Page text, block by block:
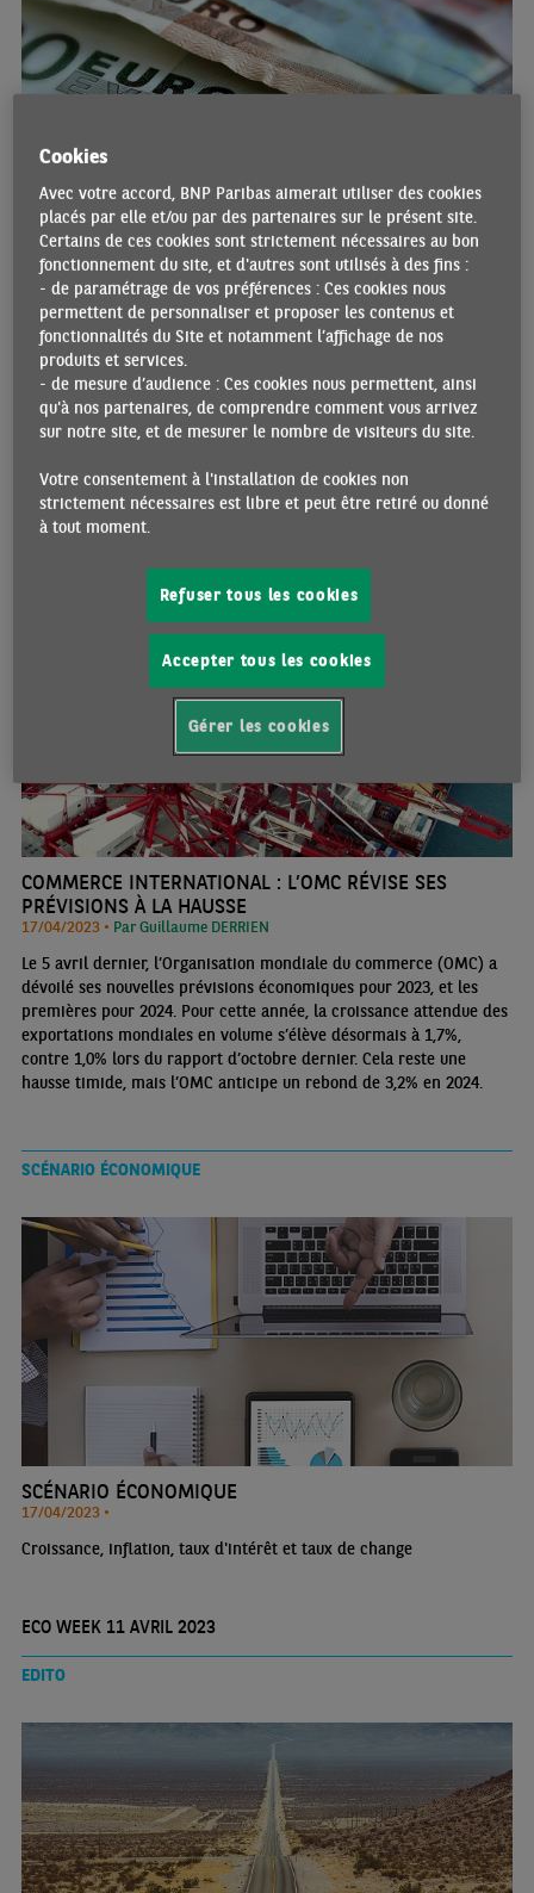
LES DIVERS FACTEURS À L’ORIGINE DE LA VIGUEUR
RETROUVÉE DE L’EURO FACE AU DOLLAR US
17/04/2023 •
Après une dépréciation significative face au dollar US l’année
dernière, l’euro a repris de la vigueur. Les principaux facteurs de
cette embellie sont le retournement de la balance des opérations
courantes qui, après avoir enregistré un solde négatif l’année
dernière, affiche de nouveau un excédent, et, depuis l’automne
2022, la diminution du différentiel de taux d’intérêt à un an avec
les États-Unis. Celle-ci reflète l’idée selon laquelle la Réserve
la BCE a encore du chemin à faire en matière de taux. Ce facteur
devrait rester déterminant pour le taux de change dans les
prochains mois. De plus, la Réserve fédérale abaissera très
COMMERCE INTERNATIONAL : L’OMC RÉVISE SES
PRÉVISIONS À LA HAUSSE
17/04/2023 • Par Guillaume DERRIEN
Le 5 avril dernier, l’Organisation mondiale du commerce (OMC) a
dévoilé ses nouvelles prévisions économiques pour 2023, et les
premières pour 2024. Pour cette année, la croissance attendue des
exportations mondiales en volume s’élève désormais à 1,7%,
contre 1,0% lors du rapport d’octobre dernier. Cela reste une
hausse timide, mais l’OMC anticipe un rebond de 3,2% en 2024.
SCÉNARIO ÉCONOMIQUE
SCÉNARIO ÉCONOMIQUE
17/04/2023 •
Croissance, inflation, taux d'intérêt et taux de change
ECO WEEK 11 AVRIL 2023
EDITO
Cookies
Avec votre accord, BNP Paribas aimerait utiliser des cookies
placés par elle et/ou par des partenaires sur le présent site.
Certains de ces cookies sont strictement nécessaires au bon
fonctionnement du site, et d'autres sont utilisés à des fins :
- de paramétrage de vos préférences : Ces cookies nous
permettent de personnaliser et proposer les contenus et
fonctionnalités du Site et notamment l’affichage de nos
produits et services.
- de mesure d’audience : Ces cookies nous permettent, ainsi
qu'à nos partenaires, de comprendre comment vous arrivez
sur notre site, et de mesurer le nombre de visiteurs du site.
Votre consentement à l'installation de cookies non
strictement nécessaires est libre et peut être retiré ou donné
à tout moment.
Refuser tous les cookies
Accepter tous les cookies
Gérer les cookies